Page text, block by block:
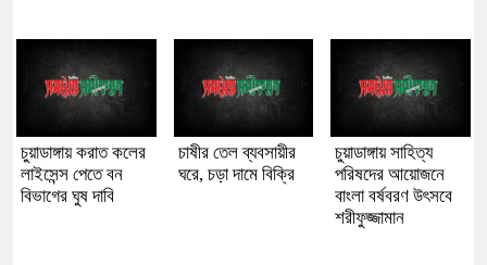
চুয়াডাঙ্গায় করাত কলের
লাইসেন্স পেতে বন
বিভাগের ঘুষ দাবি
চাষীর তেল ব্যবসায়ীর
ঘরে, চড়া দামে বিক্রি
চুয়াডাঙ্গায় সাহিত্য
পরিষদের আয়োজনে
বাংলা বর্ষবরণ উৎসবে
শরীফুজ্জামান